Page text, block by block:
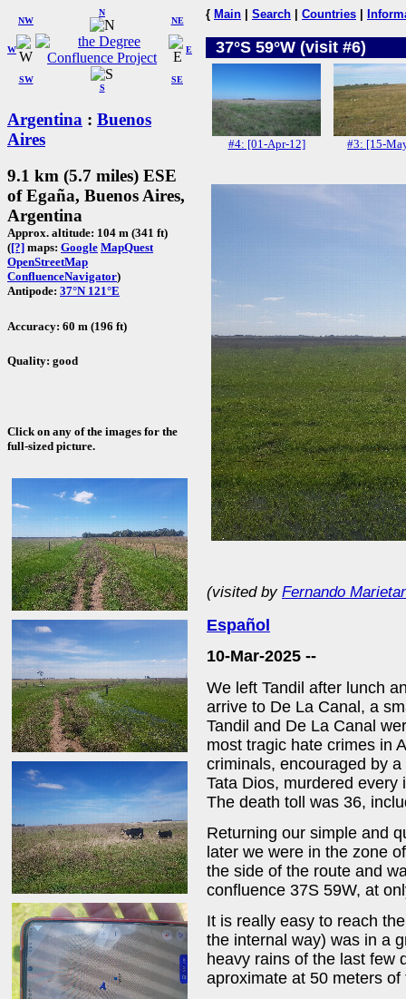
W
NW
N
NE
SW
S
SE
E
Argentina : Buenos
Aires
9.1 km (5.7 miles) ESE
of Egaña, Buenos Aires,
Argentina
Approx. altitude: 104 m (341 ft)
([?] maps: Google MapQuest
OpenStreetMap
ConfluenceNavigator)
Antipode: 37°N 121°E
Accuracy: 60 m (196 ft)
Quality: good
Click on any of the images for the
full-sized picture.
{ Main Search Countries
37°S 59°W (visit #6)
#4: [01-Apr-12] #3: [15-
(visited by Fernando
Español
10-Mar-2025 --
We left Tandil after lunch
arrive to De La Canal, a
Tandil and De La Canal
most tragic hate crimes in
criminals, encouraged by
Tata Dios, murdered
The death toll was 36,
Returning our simple and
later we were in the zone
the side of the route and
confluence 37S 59W, at
It is really easy to reach
the internal way) was in a
heavy rains of the last few
aproximate at 50 meters of